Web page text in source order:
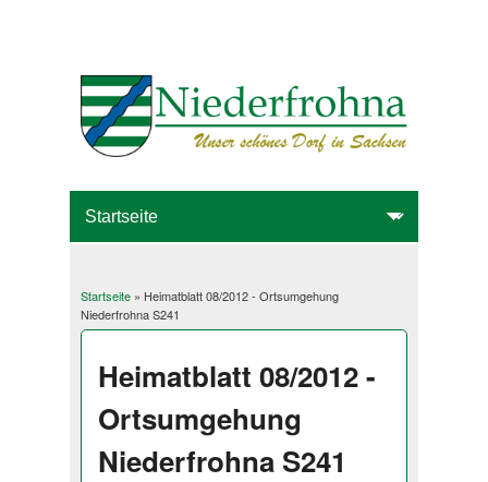
Sie sind hier
Startseite» Heimatblatt 08/2012 - Ortsumgehung
Niederfrohna S241
Heimatblatt 08/2012 -
Ortsumgehung
Niederfrohna S241